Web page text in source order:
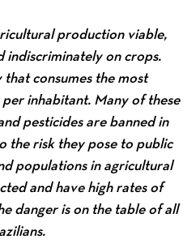
production viable,
indiscriminately on crops.
consumes the most
inhabitant. Many of these
pesticides are banned in
the risk they pose to public
populations in agricultural
and have high rates of
danger is on the table of all